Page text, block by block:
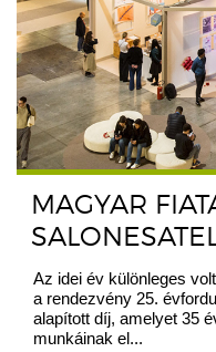
MAGYAR
Az idei év különleges
a rendezvény 25.
alapított díj, amelyet 35
munkáinak el...